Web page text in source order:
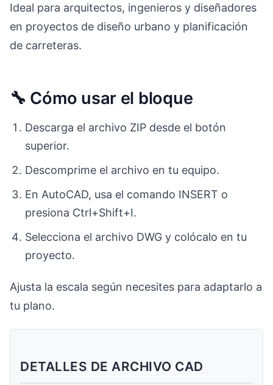
Ideal para arquitectos, ingenieros y diseñadores
en proyectos de diseño urbano y planificación
de carreteras.
🔧 Cómo usar el bloque
Descarga el archivo ZIP desde el botón
superior.
Descomprime el archivo en tu equipo.
En AutoCAD, usa el comando INSERT o
presiona Ctrl+Shift+I.
Selecciona el archivo DWG y colócalo en tu
proyecto.
Ajusta la escala según necesites para adaptarlo a
tu plano.
DETALLES DE ARCHIVO CAD